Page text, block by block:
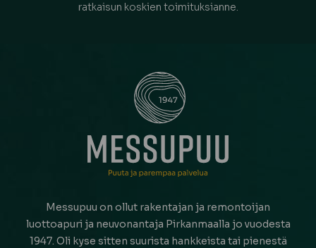
ratkaisun koskien toimituksianne.
Messupuu on ollut rakentajan ja remontoijan
luottoapuri ja neuvonantaja Pirkanmaalla jo vuodesta
1947. Oli kyse sitten suurista hankkeista tai pienestä